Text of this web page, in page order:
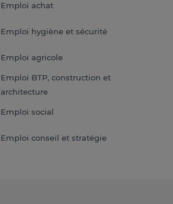
Emploi achat
Emploi hygiène et sécurité
Emploi agricole
Emploi BTP, construction et
architecture
Emploi social
Emploi conseil et stratégie